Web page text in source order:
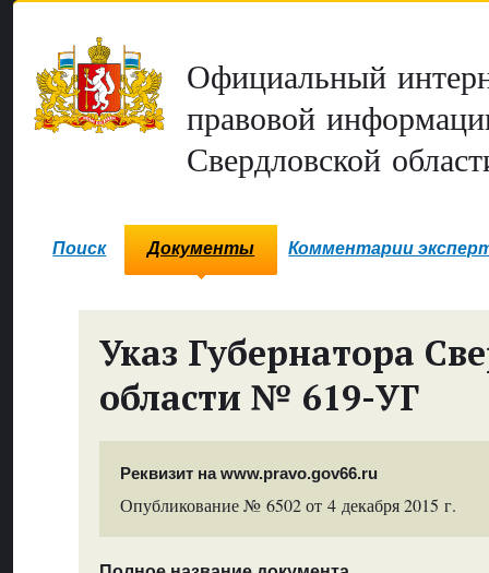
Официальный
правовой
Свердловской
Поиск Документы Комментарии
Указ Губернатора
области № 619-УГ
Реквизит на www.pravo.gov66.ru
Опубликование № 6502 от 4 декабря 2015 г.